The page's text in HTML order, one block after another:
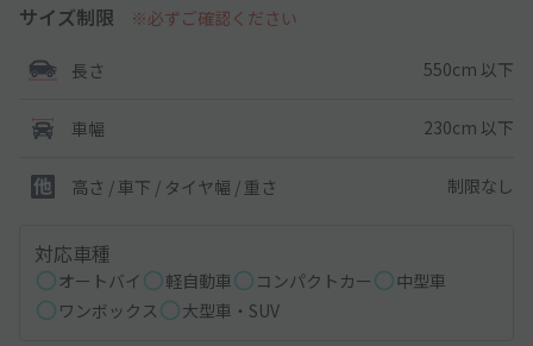
サイズ制限 ※必ずご確認ください
長さ 550cm 以下
車幅 230cm 以下
高さ / 車下 / タイヤ幅 / 重さ 制限なし
対応車種
オートバイ 軽自動車 コンパクトカー
中型車
ワンボックス
大型車・SUV